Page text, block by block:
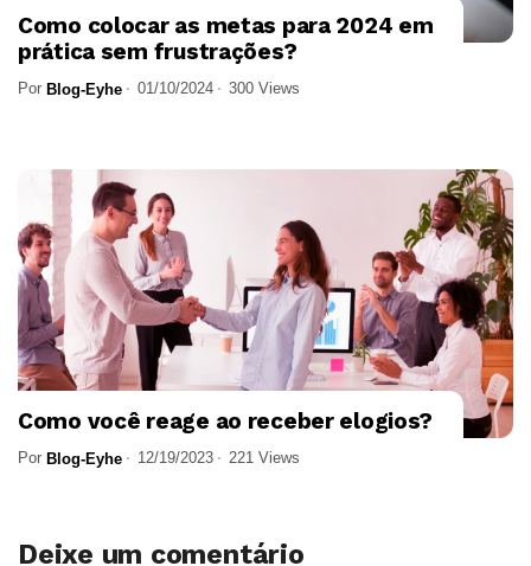
Como colocar as metas para 2024 em
prática sem frustrações?
Por Blog-Eyhe 01/10/2024 300 Views
Como você reage ao receber elogios?
Por Blog-Eyhe 12/19/2023 221 Views
Deixe um comentário